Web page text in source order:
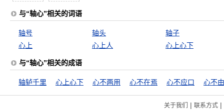
与“轴心”相关的词语
轴号 轴头
轴子
心上
心上人 心上心下
与“轴心”相关的成语
轴轳千里 心上心下 心不两用 心不在焉 心不应口 心不
关于我们 | 联系方式|